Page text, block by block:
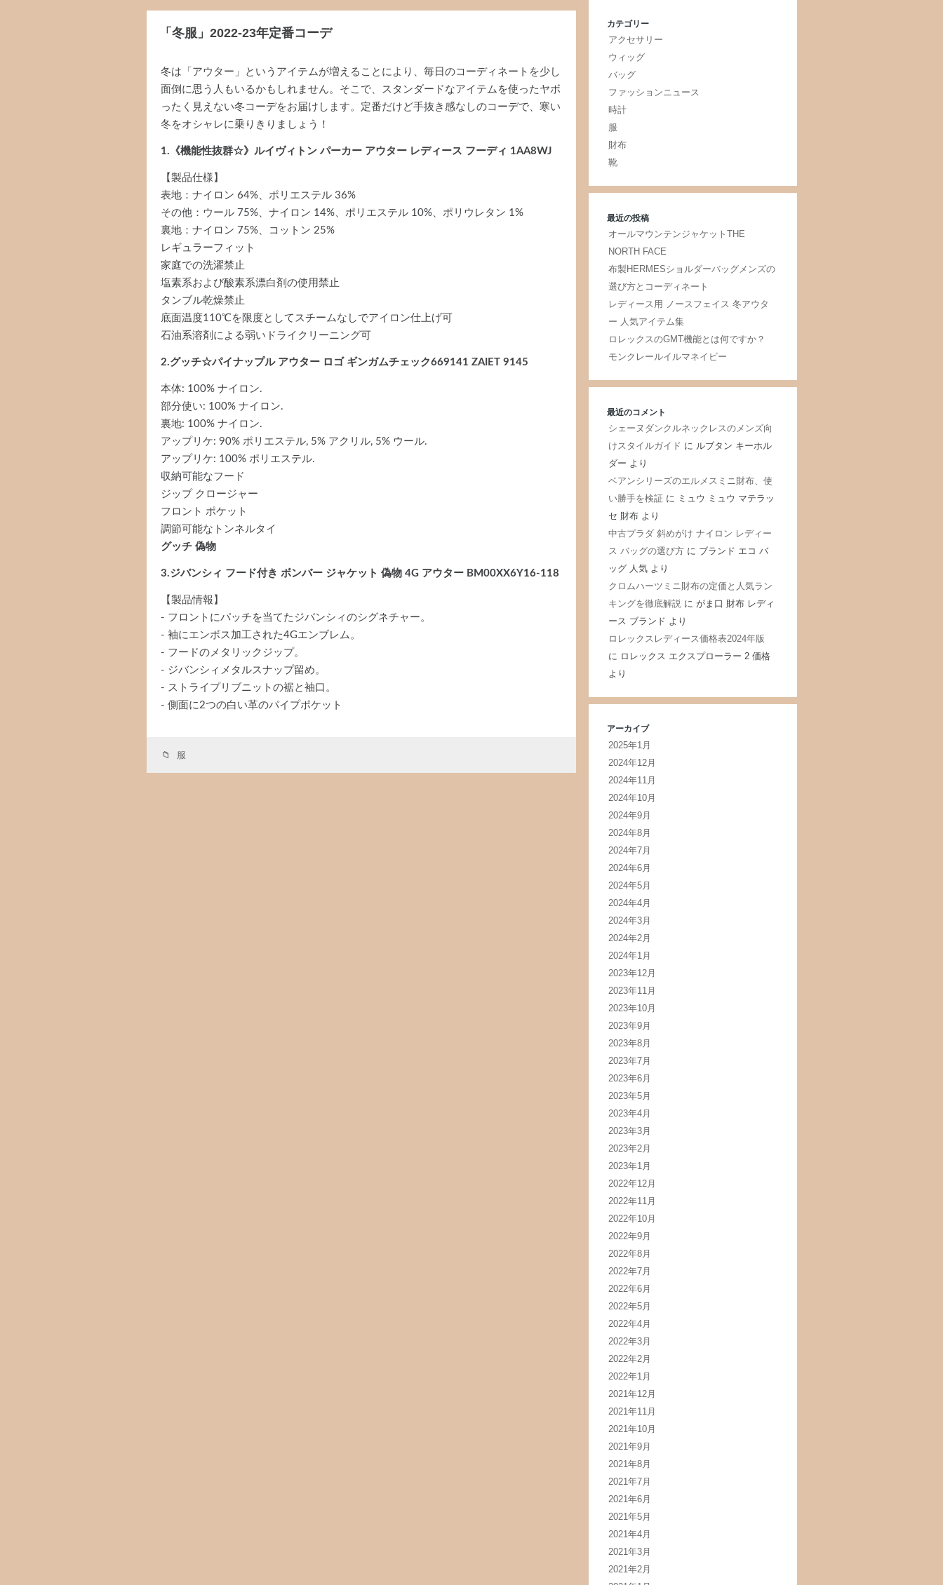
「冬服」2022-23年定番コーデ
冬は「アウター」というアイテムが増えることにより、毎日のコーディネートを少し
面倒に思う人もいるかもしれません。そこで、スタンダードなアイテムを使ったヤボ
ったく見えない冬コーデをお届けします。定番だけど手抜き感なしのコーデで、寒い
冬をオシャレに乗りきりましょう！
1.《機能性抜群☆》ルイヴィトン パーカー アウター レディース フーディ 1AA8WJ
【製品仕様】
表地：ナイロン 64%、ポリエステル 36%
その他：ウール 75%、ナイロン 14%、ポリエステル 10%、ポリウレタン 1%
裏地：ナイロン 75%、コットン 25%
レギュラーフィット
家庭での洗濯禁止
塩素系および酸素系漂白剤の使用禁止
タンブル乾燥禁止
底面温度110℃を限度としてスチームなしでアイロン仕上げ可
石油系溶剤による弱いドライクリーニング可
2.グッチ☆パイナップル アウター ロゴ ギンガムチェック669141 ZAIET 9145
本体: 100% ナイロン.
部分使い: 100% ナイロン.
裏地: 100% ナイロン.
アップリケ: 90% ポリエステル, 5% アクリル, 5% ウール.
アップリケ: 100% ポリエステル.
収納可能なフード
ジップ クロージャー
フロント ポケット
調節可能なトンネルタイ
グッチ 偽物
3.ジバンシィ フード付き ボンバー ジャケット 偽物 4G アウター BM00XX6Y16-118
【製品情報】
- フロントにパッチを当てたジバンシィのシグネチャー。
- 袖にエンボス加工された4Gエンブレム。
- フードのメタリックジップ。
- ジバンシィメタルスナップ留め。
- ストライプリブニットの裾と袖口。
- 側面に2つの白い革のパイプポケット
服
カテゴリー
アクセサリー
ウィッグ
バッグ
ファッションニュース
時計
服
財布
靴
最近の投稿
オールマウンテンジャケットTHE
NORTH FACE
布製HERMESショルダーバッグメンズの
選び方とコーディネート
レディース用 ノースフェイス 冬アウタ
ー 人気アイテム集
ロレックスのGMT機能とは何ですか？
モンクレールイルマネイビー
最近のコメント
シェーヌダンクルネックレスのメンズ向
けスタイルガイド に ルブタン キーホル
ダー より
ベアンシリーズのエルメスミニ財布、使
い勝手を検証 に ミュウ ミュウ マテラッ
セ 財布 より
中古プラダ 斜めがけ ナイロン レディー
ス バッグの選び方 に ブランド エコ バ
ッグ 人気 より
クロムハーツミニ財布の定価と人気ラン
キングを徹底解説 にがま口 財布 レディ
ース ブランド より
ロレックスレディース価格表2024年版
に ロレックス エクスプローラー 2 価格
より
アーカイブ
2025年1月
2024年12月
2024年11月
2024年10月
2024年9月
2024年8月
2024年7月
2024年6月
2024年5月
2024年4月
2024年3月
2024年2月
2024年1月
2023年12月
2023年11月
2023年10月
2023年9月
2023年8月
2023年7月
2023年6月
2023年5月
2023年4月
2023年3月
2023年2月
2023年1月
2022年12月
2022年11月
2022年10月
2022年9月
2022年8月
2022年7月
2022年6月
2022年5月
2022年4月
2022年3月
2022年2月
2022年1月
2021年12月
2021年11月
2021年10月
2021年9月
2021年8月
2021年7月
2021年6月
2021年5月
2021年4月
2021年3月
2021年2月